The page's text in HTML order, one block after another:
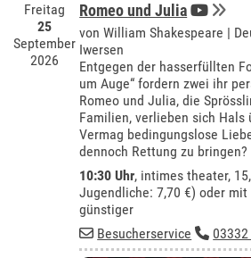
Freitag
25
September
2026
Romeo und Julia
von William Shakespeare |
Iwersen
Entgegen der hasserfüllten
um Auge“ fordern zwei ihr
Romeo und Julia, die
Familien, verlieben sich Hals
Vermag bedingungslose
dennoch Rettung zu bringen?
10:30 Uhr, intimes theater,
Jugendliche: 7,70 €) oder
günstiger
Besucherservice